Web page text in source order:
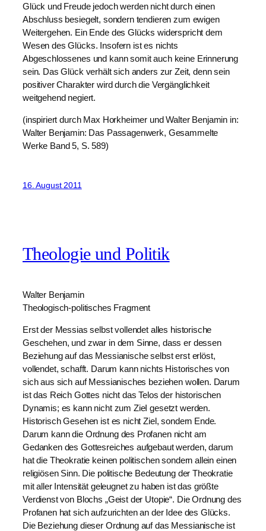
Glück und Freude jedoch werden nicht durch einen
Abschluss besiegelt, sondern tendieren zum ewigen
Weitergehen. Ein Ende des Glücks widerspricht dem
Wesen des Glücks. Insofern ist es nichts
Abgeschlossenes und kann somit auch keine Erinnerung
sein. Das Glück verhält sich anders zur Zeit, denn sein
positiver Charakter wird durch die Vergänglichkeit
weitgehend negiert.
(inspiriert durch Max Horkheimer und Walter Benjamin in:
Walter Benjamin: Das Passagenwerk, Gesammelte
Werke Band 5, S. 589)
16. August 2011
Theologie und Politik
Walter Benjamin
Theologisch-politisches Fragment
Erst der Messias selbst vollendet alles historische
Geschehen, und zwar in dem Sinne, dass er dessen
Beziehung auf das Messianische selbst erst erlöst,
vollendet, schafft. Darum kann nichts Historisches von
sich aus sich auf Messianisches beziehen wollen. Darum
ist das Reich Gottes nicht das Telos der historischen
Dynamis; es kann nicht zum ZieI gesetzt werden.
Historisch Gesehen ist es nicht Ziel, sondern Ende.
Darum kann die Ordnung des Profanen nicht am
Gedanken des Gottesreiches aufgebaut werden, darum
hat die Theokratie keinen politischen sondern allein einen
religiösen Sinn. Die politische Bedeutung der Theokratie
mit aller Intensität geleugnet zu haben ist das größte
Verdienst von Blochs „Geist der Utopie“. Die Ordnung des
Profanen hat sich aufzurichten an der Idee des Glücks.
Die Beziehung dieser Ordnung auf das Messianische ist